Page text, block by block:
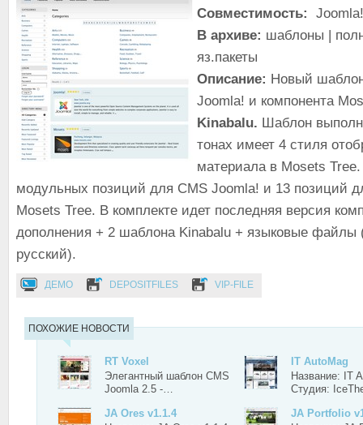
Совместимость:
В архиве: шаблоны |
яз.пакеты
Описание: Новый
Joomla! и компонента
Kinabalu. Шаблон
тонах имеет 4 стиля
материала в Mosets
модульных позиций для CMS Joomla! и 13 позиций
Mosets Tree. В комплекте идет последняя версия
дополнения + 2 шаблона Kinabalu + языковые файлы
русский).
ДЕМО DEPOSITFILES VIP-FILE
ПОХОЖИЕ НОВОСТИ
RT Voxel
Элегантный шаблон CMS
Joomla 2.5 -…
IT AutoMag
Название: IT
Студия:
JA Ores v1.1.4
JA Portfolio